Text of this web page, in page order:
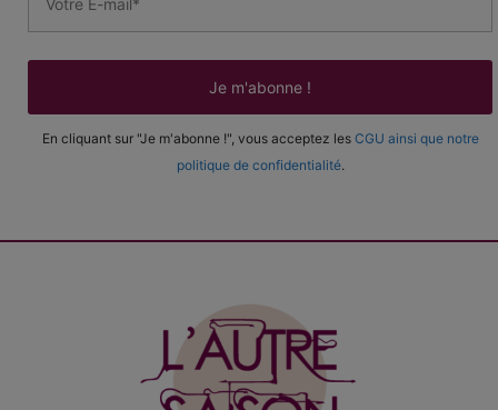
En cliquant sur "Je m'abonne !", vous acceptez les CGU ainsi que notre
politique de confidentialité.